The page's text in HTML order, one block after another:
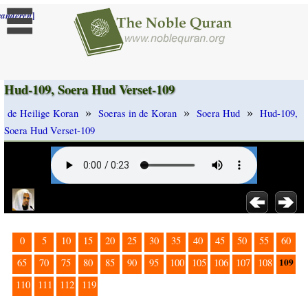
]
Hud-109, Soera Hud Verset-109
de Heilige Koran » Soeras in de Koran » Soera Hud » Hud-109,
Soera Hud Verset-109
0 5 10 15 20 25 30 35 40 45 50 55
60
65
70 75 80 85 90 95 100 105 106 107 108 109
110 111 112 119